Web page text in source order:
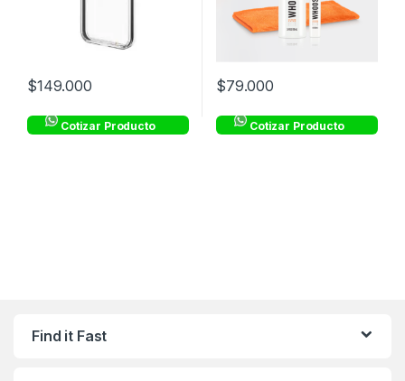
$149.000
Cotizar Producto
$79.000
Cotizar Producto
Find it Fast